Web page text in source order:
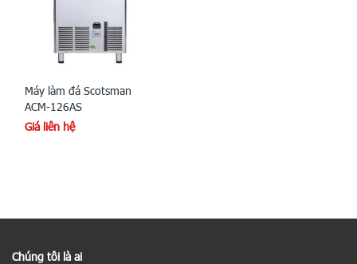
Máy làm đá Scotsman
ACM-126AS
Giá liên hệ
Chúng tôi là ai